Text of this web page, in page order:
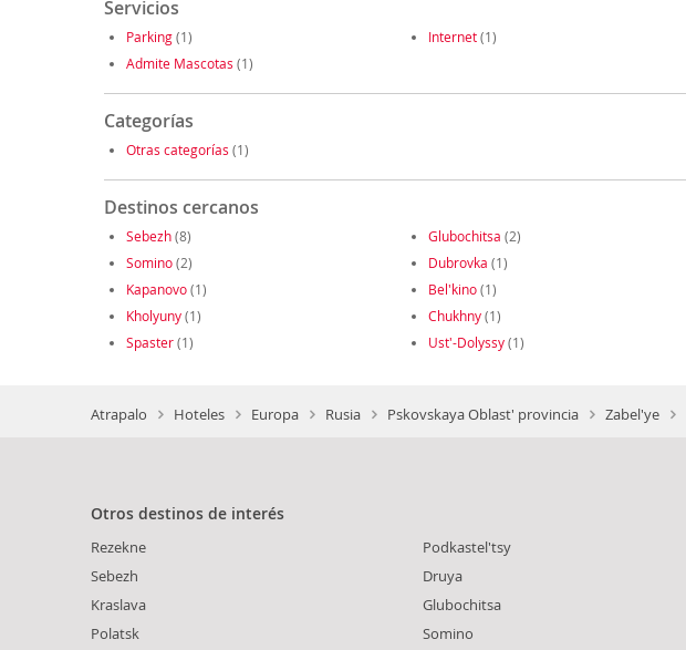
Servicios
Parking(1) Internet(1)
Admite Mascotas (1)
Categorías
Otras categorías (1)
Destinos cercanos
Sebezh(8) Glubochitsa (2)
Somino(2) Dubrovka (1)
Kapanovo(1) Bel'kino(1)
Kholyuny(1) Chukhny(1)
Spaster(1) Ust'-Dolyssy(1)
Atrapalo Hoteles Europa Rusia Pskovskaya Oblast' provincia Zabel'ye
Otros destinos de interés
Rezekne
Sebezh
Kraslava
Polatsk
Podkastel'tsy
Druya
Glubochitsa
Somino